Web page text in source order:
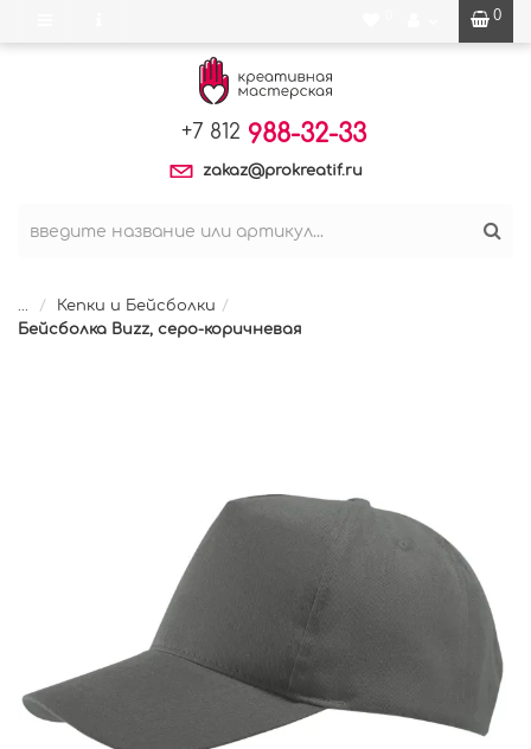
0
+7 812 988-32-33
zakaz@prokreatif.ru
...
Кепки и Бейсболки
Бейсболка Buzz, cеро-коричневая